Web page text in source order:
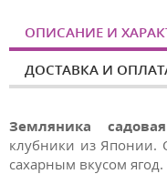
ОПИСАНИЕ И
ДОСТАВКА И
Земляника
клубники из Японии.
сахарным вкусом ягод.